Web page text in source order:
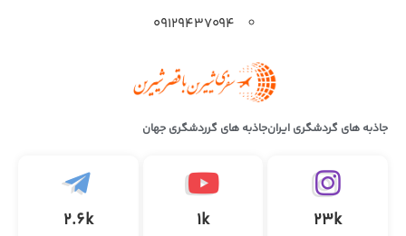
۰۹۱۲۹۴۳۷۰۹۴
جاذبه های گردشگری ایرانجاذبه های گرردشگری جهان
23k
1k
2.6k